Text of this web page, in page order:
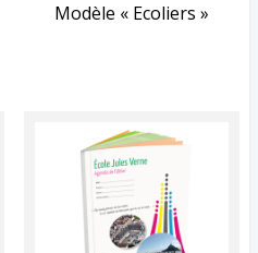
Modèle « Ecoliers »